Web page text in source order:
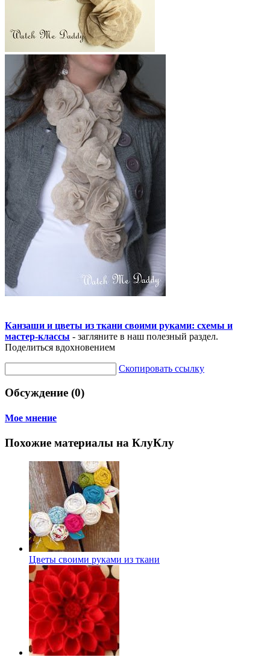
Канзаши и цветы из ткани своими руками: схемы и
мастер-классы - загляните в наш полезный раздел.
Поделиться вдохновением
Скопировать ссылку
Обсуждение (0)
Мое мнение
Похожие материалы на КлуКлу
Цветы своими руками из ткани